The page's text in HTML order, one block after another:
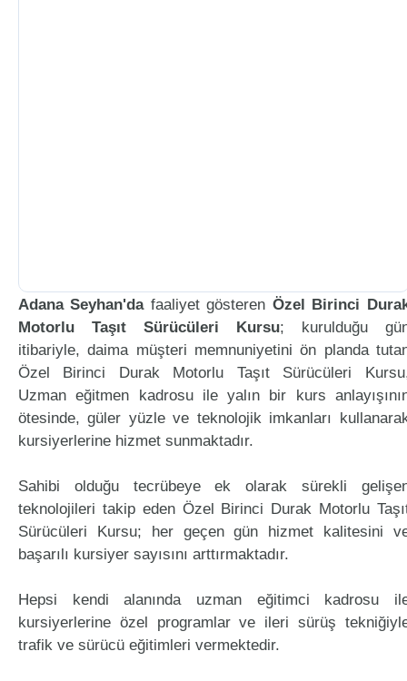
Adana Seyhan'dafaaliyet gösteren Özel Birinci
Motorlu Taşıt Sürücüleri Kursu; kurulduğu
itibariyle, daima müşteri memnuniyetini ön planda
Özel Birinci Durak Motorlu Taşıt Sürücüleri
Uzman eğitmen kadrosu ile yalın bir kurs
ötesinde, güler yüzle ve teknolojik imkanları
kursiyerlerine hizmet sunmaktadır.
Sahibi olduğu tecrübeye ek olarak sürekli
teknolojileri takip eden Özel Birinci Durak Motorlu
Sürücüleri Kursu; her geçen gün hizmet kalitesini
başarılı kursiyer sayısını arttırmaktadır.
Hepsi kendi alanında uzman eğitimci kadrosu
kursiyerlerine özel programlar ve ileri sürüş
trafik ve sürücü eğitimleri vermektedir.